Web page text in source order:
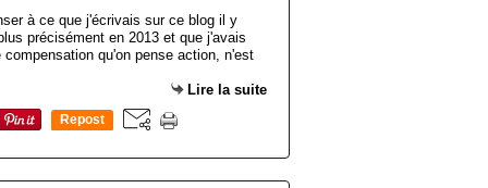
à ce que j'écrivais sur ce blog il y
précisément en 2013 et que j'avais
qu'on pense action, n'est
Lire la suite
Repost